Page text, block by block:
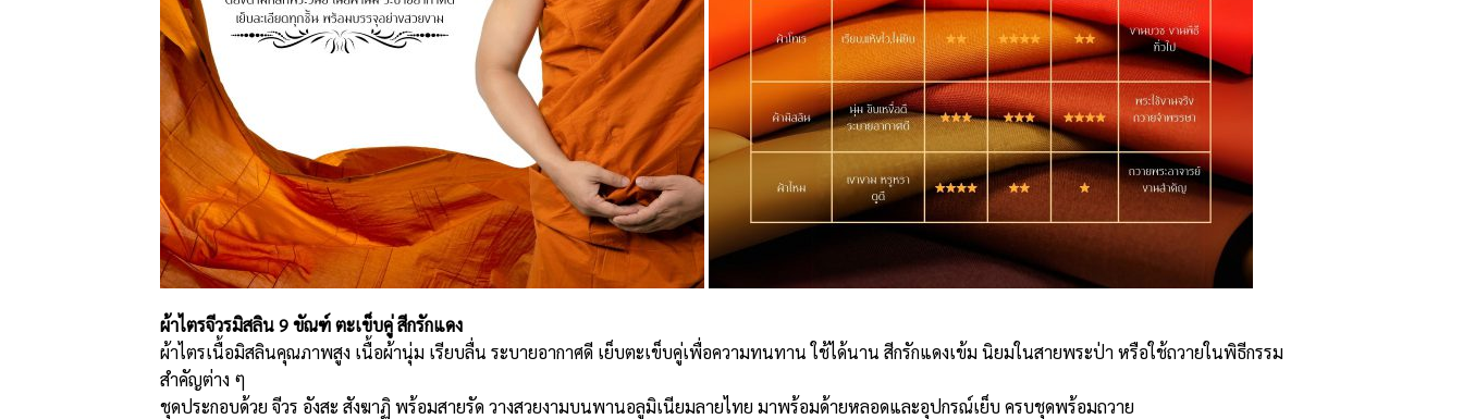
ผ้าไตรจีวรมิสลิน 9 ขัณฑ์ ตะเข็บคู่ สีกรักแดง
ผ้าไตรเนื้อมิสลินคุณภาพสูง เนื้อผ้านุ่ม เรียบลื่น ระบายอากาศดี เย็บตะเข็บคู่เพื่อความทนทาน ใช้ได้นาน สีกรักแดงเข้ม นิยมในสายพระป่า หรือใช้ถวายในพิธีกรรม
สำคัญต่าง ๆ
ชุดประกอบด้วย จีวร อังสะ สังฆาฏิ พร้อมสายรัด วางสวยงามบนพานอลูมิเนียมลายไทย มาพร้อมด้ายหลอดและอุปกรณ์เย็บ ครบชุดพร้อมถวาย